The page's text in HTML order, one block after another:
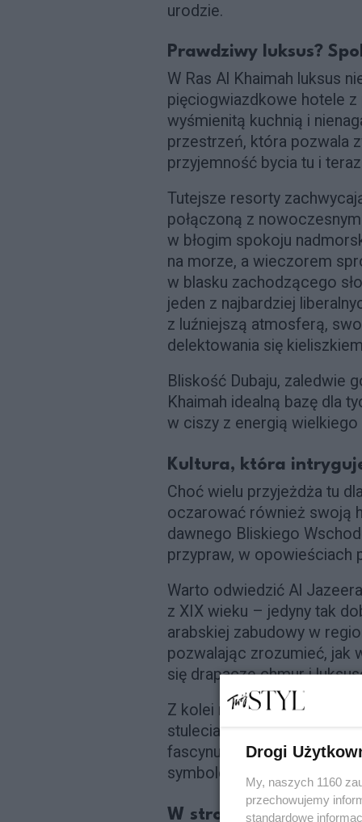
urodzie.
Prawdziwy luksus?
W Ras Al Khaimah luksus
pięciogwiazdkowe hotele z
wyśmienitą kuchnią i
przestrzeń, która pozwala
przyjemność bycia tu i
Tutejsze resorty
połączoną z
w błogim spokoju
na morze, a wieczorem
w blasku zachodzącego
jeden z najbardziej
z luźniejszą atmosferą,
delektowania się
Bliskość Dubaju, zaledwie
Khaimah idealną bazę dla
w ciszy z energią wielkiego
Kultura, która
Choć wielu przyjeżdża tu
oczarować również swoją
dawnego Bliskiego
przypraw, w opowieściach
Warto odwiedzić Al
z XIX wieku – jedyny tak
arabskiej zabudowy w
pozwalając zrozumieć, jak
się drapacze chmur i
Z kolei na Suwaidi Pearl
stulecia była sercem
fascynująca podróż do
symbolem dostatku i piękna.
W stronę naturym
Drogi
My, naszych 1160
przechowujemy
standardowe